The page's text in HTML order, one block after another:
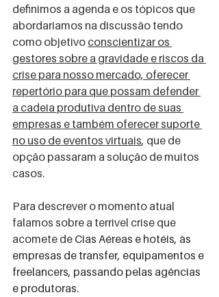
definimos a agenda e os tópicos que
abordariamos na discussão tendo
como objetivo conscientizar os
gestores sobre a gravidade e riscos da
crise para nosso mercado, oferecer
repertório para que possam defender
a cadeia produtiva dentro de suas
empresas e também oferecer suporte
no uso de eventos virtuais, que de
opção passaram a solução de muitos
casos.
Para descrever o momento atual
falamos sobre a terrivel crise que
acomete de Cias Aéreas e hotéis, às
empresas de transfer, equipamentos e
freelancers, passando pelas agências
e produtoras.